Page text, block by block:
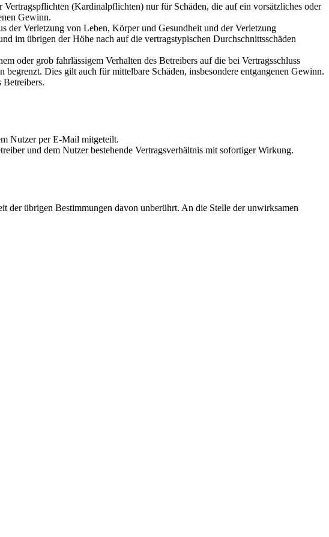
(Kardinalpflichten) nur für Schäden, die auf ein vorsätzliches oder
Gewinn.
der Verletzung von Leben, Körper und Gesundheit und der Verletzung
im übrigen der Höhe nach auf die vertragstypischen Durchschnittsschäden
oder grob fahrlässigem Verhalten des Betreibers auf die bei Vertragsschluss
Dies gilt auch für mittelbare Schäden, insbesondere entgangenen Gewinn.
Betreibers.
Nutzer per E-Mail mitgeteilt.
und dem Nutzer bestehende Vertragsverhältnis mit sofortiger Wirkung.
der übrigen Bestimmungen davon unberührt. An die Stelle der unwirksamen